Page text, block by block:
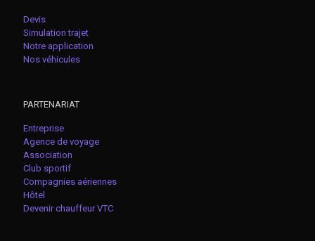
Devis
Simulation trajet
Notre application
Nos véhicules
PARTENARIAT
Entreprise
Agence de voyage
Association
Club sportif
Compagnies aériennes
Hôtel
Devenir chauffeur VTC